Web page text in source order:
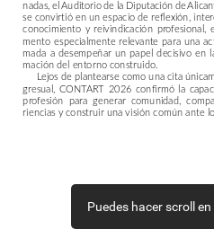
nadas,elAuditoriode la Diputaciónde
seconvirtióenunespacio de reflexión,
conocimiento y reivindicación profesional,
mento especialmente relevante para una
mada a desempeñar un papel decisivo en
macióndel entornoconstruido.
Lejos deplantearse como unacita
gresual, CONTART 2026 confirmó la
profesión para generar comunidad,
rienciasyconstruir una visión común ante
Puedes hacer scroll